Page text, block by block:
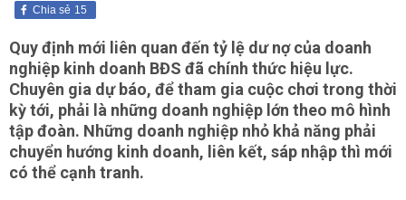
15
Chia sẻ
Quy định mới liên quan đến tỷ lệ dư nợ của doanh
nghiệp kinh doanh BĐS đã chính thức hiệu lực.
Chuyên gia dự báo, để tham gia cuộc chơi trong thời
kỳ tới, phải là những doanh nghiệp lớn theo mô hình
tập đoàn. Những doanh nghiệp nhỏ khả năng phải
chuyển hướng kinh doanh, liên kết, sáp nhập thì mới
có thể cạnh tranh.